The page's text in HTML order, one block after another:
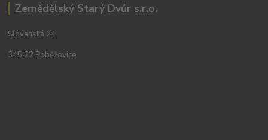
Zemědělský Starý Dvůr s.r.o.
Slovanská 24
345 22 Poběžovice